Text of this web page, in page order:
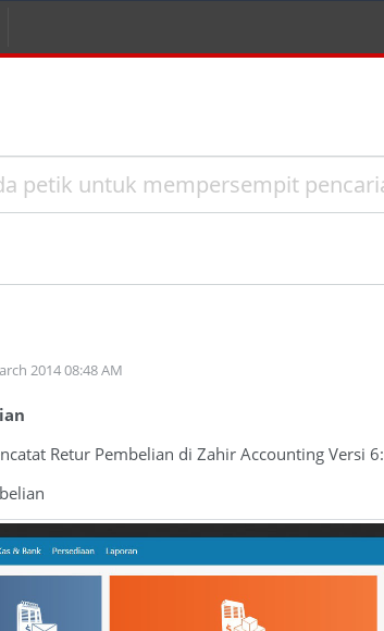
2014 08:48 AM
Retur Pembelian di Zahir Accounting Versi 6: